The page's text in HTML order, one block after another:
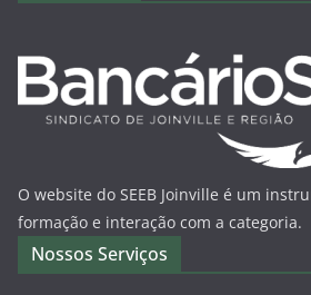
O website do SEEB Joinville é um
formação e interação com a categoria.
Nossos Serviços